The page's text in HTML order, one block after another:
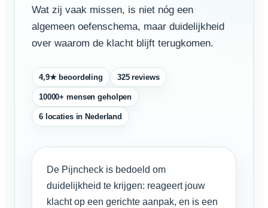
Wat zij vaak missen, is niet nóg een
algemeen oefenschema, maar duidelijkheid
over waarom de klacht blijft terugkomen.
4,9★ beoordeling 325 reviews
10000+ mensen geholpen
6 locaties in Nederland
De Pijncheck is bedoeld om
duidelijkheid te krijgen: reageert jouw
klacht op een gerichte aanpak, en is een